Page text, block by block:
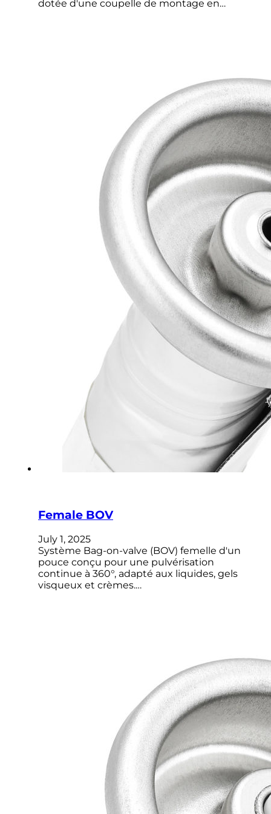
dotée d'une coupelle de montage en…
Female BOV
July 1, 2025
Système Bag-on-valve (BOV) femelle d'un
pouce conçu pour une pulvérisation
continue à 360°, adapté aux liquides, gels
visqueux et crèmes.…